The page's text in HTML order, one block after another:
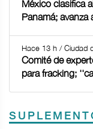
México clasifica
Panamá;
Hace 13 h / Ciudad
Comité de
para fracking;